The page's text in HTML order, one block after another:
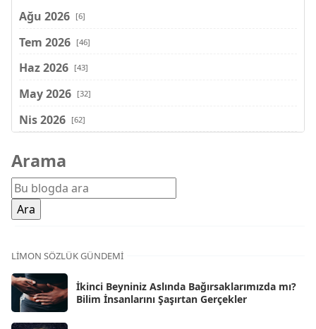
Ağu 2026 [6]
Tem 2026 [46]
Haz 2026 [43]
May 2026 [32]
Nis 2026 [62]
Şub 2026
Oca 2026 [72]
Ara 2025
Kas 2025
Eki 2025
Eyl 2025 [56]
Ağu 2025
Arama
LIMON SÖZLÜK GÜNDEMI
İkinci Beyniniz Aslında Bağırsaklarımızda mı?
Bilim İnsanlarını Şaşırtan Gerçekler